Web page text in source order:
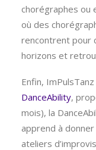
chorégraphes ou
où des
rencontrent pour
horizons et
Enfin,
DanceAbility,
mois), la
apprend à
ateliers